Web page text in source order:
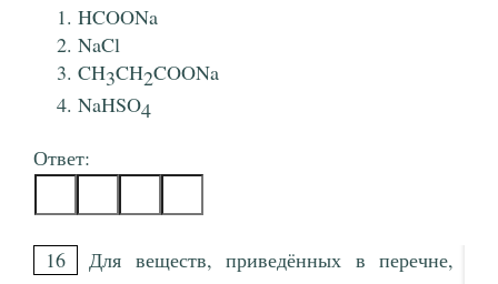
HCOONa
NaCl
CH3CH2COONa
NaHSO4
Ответ:
16
Для веществ, приведённых в перечне,